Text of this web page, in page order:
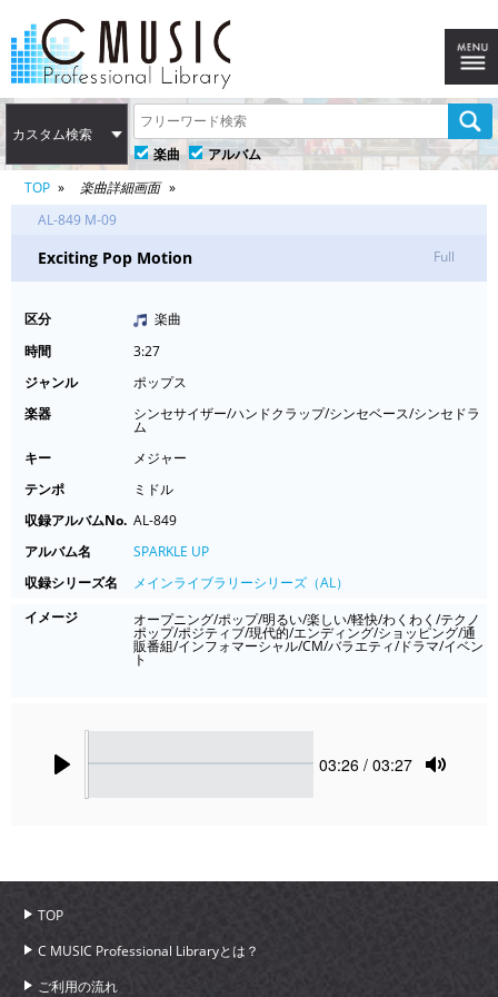
カスタム検索
楽曲
アルバム
TOP
楽曲詳細画面
AL-849 M-09
Exciting Pop Motion Full
区分
楽曲
時間
3:27
ジャンル
ポップス
楽器
シンセサイザー/ハンドクラップ/シンセベース/シンセドラ
ム
キー
メジャー
テンポ
ミドル
収録アルバムNo. AL-849
アルバム名
SPARKLE UP
収録シリーズ名
メインライブラリーシリーズ（AL）
イメージ
オープニング/ポップ/明るい/楽しい/軽快/わくわく/テクノ
ポップ/ポジティブ/現代的/エンディング/ショッピング/通
販番組/インフォマーシャル/CM/バラエティ/ドラマ/イベン
ト
Current
03:26 / 03:27
TOP
C MUSIC Professional Libraryとは？
ご利用の流れ